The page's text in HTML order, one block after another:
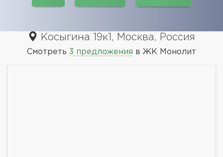
Косыгина 19к1, Москва, Россия
Смотреть 3 предложения в ЖК Монолит